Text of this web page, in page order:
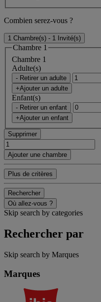
Combien serez-vous ?
1 Chambre(s) - 1 Invité(s)
Chambre 1
Chambre 1
Adulte(s)
- Retirer un adulte
+Ajouter un adulte
Enfant(s)
- Retirer un enfant
+Ajouter un enfant
Supprimer
Ajouter une chambre
Plus de critères
Rechercher
Où allez-vous ?
Skip search by categories
Rechercher par
Skip search by Marques
Marques